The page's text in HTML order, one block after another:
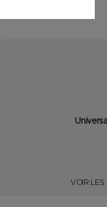
VOIR LES